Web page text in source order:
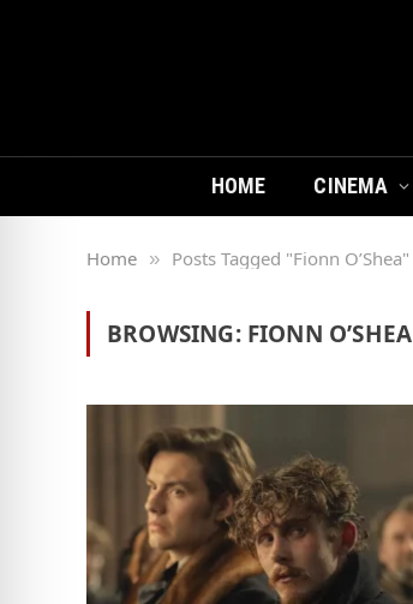
HOME CINEMA
Home » Posts Tagged "Fionn O’Shea"
BROWSING: FIONN O’SHEA